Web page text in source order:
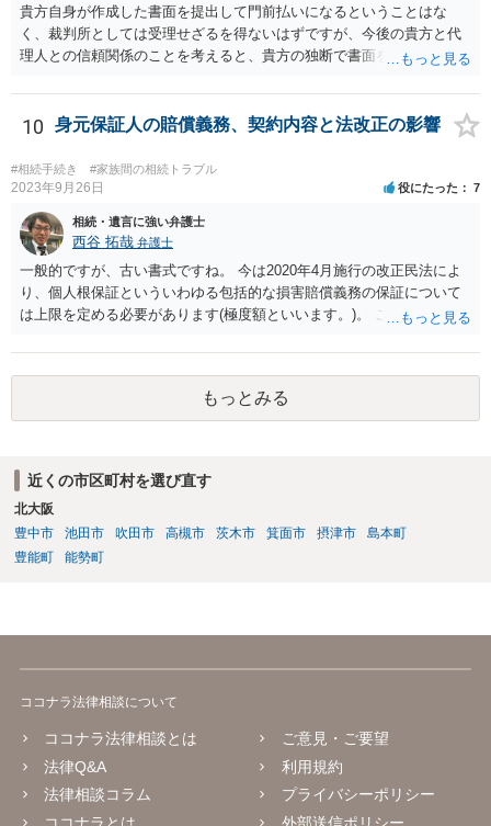
貴方自身が作成した書面を提出して門前払いになるということはな
く、裁判所としては受理せざるを得ないはずですが、今後の貴方と代
理人との信頼関係のことを考えると、貴方の独断で書面を提出したり
士が主張書面の提出を渋っているようですが、弁護士として提出の実
益がないと考えている可能性もあると思いますので、そのあたりも含
めて、弁護士見解を確認等するためによく打ち合わせた方がよいと思
います。単に面倒臭いということで書面提出をしないということであ
れば、当該弁護士との委任関係を修了した上で、貴方のほうで書面提
出することを検討なさった方がよいでしょう。
10 身元保証人の賠償義務、契約内容と法改正の影響
#相続手続き #家族間の相続トラブル
2023年9月26日 役にたった 7
相続・遺言に強い弁護士
西谷 拓哉 弁護士
一般的ですが、古い書式ですね。 今は2020年4月施行の改正民法によ
り、個人根保証といういわゆる包括的な損害賠償義務の保証について
は上限を定める必要があります(極度額といいます。)。 この書式にサ
り、会社側は請求できない可能性が高そうです。
もっとみる
近くの市区町村を選び直す
北大阪
豊中市
池田市 吹田市 高槻市 茨木市 箕面市 摂津市
島本町
豊能町
能勢町
ココナラ法律相談について
ココナラ法律相談とは
法律Q&A
法律相談コラム
ココナラとは
ご意見・ご要望
利用規約
プライバシーポリシー
外部送信ポリシー